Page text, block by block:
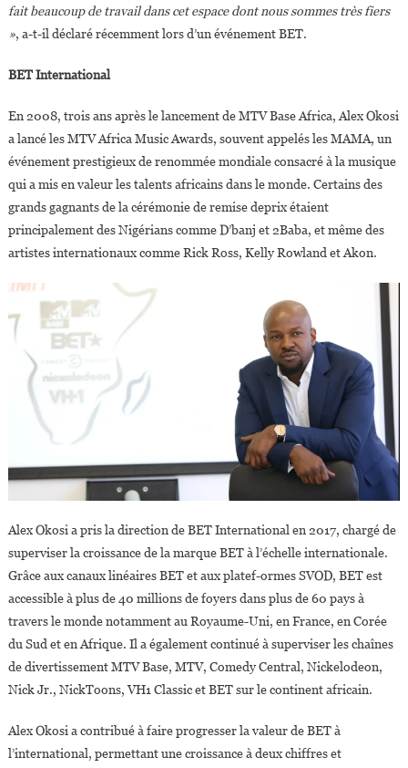
fait beaucoup de travail dans cet espace dont nous sommes très fiers
», a-t-il déclaré récemment lors d’un événement BET.
BET International
En 2008, trois ans après le lancement de MTV Base Africa, Alex Okosi
a lancé les MTV Africa Music Awards, souvent appelés les MAMA, un
événement prestigieux de renommée mondiale consacré à la musique
qui a mis en valeur les talents africains dans le monde. Certains des
grands gagnants de la cérémonie de remise deprix étaient
principalement des Nigérians comme D’banj et 2Baba, et même des
artistes internationaux comme Rick Ross, Kelly Rowland et Akon.
Alex Okosi a pris la direction de BET International en 2017, chargé de
superviser la croissance de la marque BET à l’échelle internationale.
Grâce aux canaux linéaires BET et aux platef-ormes SVOD, BET est
accessible à plus de 40 millions de foyers dans plus de 60 pays à
travers le monde notamment au Royaume-Uni, en France, en Corée
du Sud et en Afrique. Il a également continué à superviser les chaînes
de divertissement MTV Base, MTV, Comedy Central, Nickelodeon,
Nick Jr., NickToons, VH1 Classic et BET sur le continent africain.
Alex Okosi a contribué à faire progresser la valeur de BET à
l’international, permettant une croissance à deux chiffres et